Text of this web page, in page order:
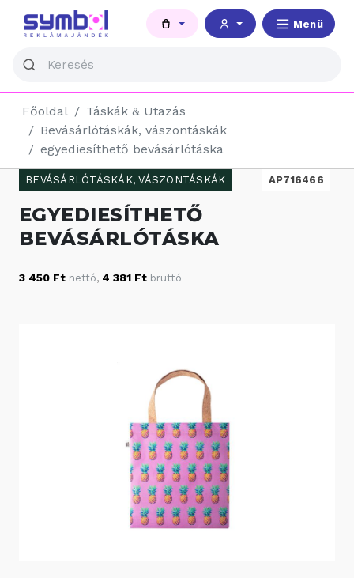
Menü
Főoldal
Táskák & Utazás
Bevásárlótáskák, vászontáskák
egyediesíthető bevásárlótáska
BEVÁSÁRLÓTÁSKÁK, VÁSZONTÁSKÁK AP716466
EGYEDIESÍTHETŐ
BEVÁSÁRLÓTÁSKA
3 450 Ft nettó, 4 381 Ft bruttó